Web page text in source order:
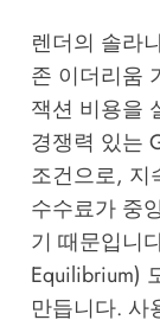
렌더의 솔라
존 이더리움
잭션 비용을
경쟁력 있는
조건으로, 지
수수료가 중
기 때문입니
Equilibrium)
만듭니다. 사